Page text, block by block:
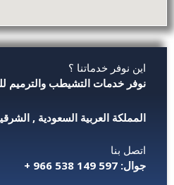
اين نوفر خدماتنا ؟
نوفر خدمات التشيطب والترميم
المملكة العربية السعودية ,
اتصل بنا
جوال: 597 149 538 966 +